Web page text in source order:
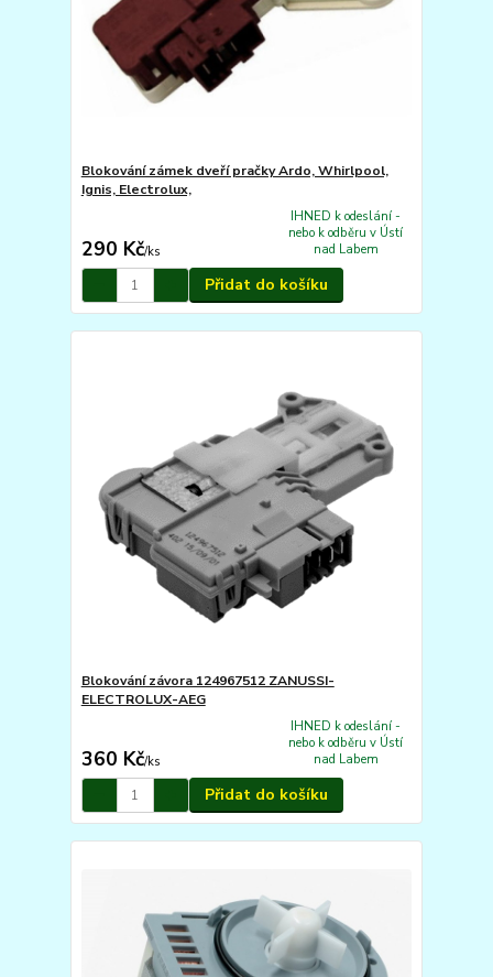
Blokování zámek dveří pračky Ardo, Whirlpool,
Ignis, Electrolux,
290 Kč/ks
IHNED k odeslání -
nebo k odběru v Ústí
nad Labem
Přidat do košíku
Blokování závora 124967512 ZANUSSI-
ELECTROLUX-AEG
360 Kč/ks
IHNED k odeslání -
nebo k odběru v Ústí
nad Labem
Přidat do košíku